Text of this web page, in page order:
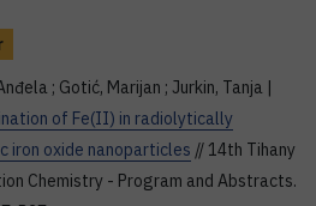
; Gotić, Marijan ; Jurkin, Tanja |
of Fe(II) in radiolytically
iron oxide nanoparticles // 14th Tihany
Chemistry - Program and Abstracts.